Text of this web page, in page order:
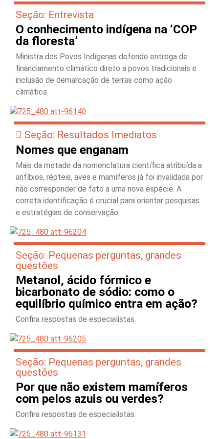
Seção: Entrevista
O conhecimento indígena na ‘COP
da floresta’
Ministra dos Povos Indígenas defende entrega de
financiamento climático direto a povos tradicionais e
inclusão de demarcação de terras como ação
climática
Seção: Resultados Imediatos
Nomes que enganam
Mais da metade da nomenclatura científica atribuída a
anfíbios, répteis, aves e mamíferos já foi invalidada por
não corresponder de fato a uma nova espécie. A
correta identificação é crucial para orientar pesquisas
e estratégias de conservação
Seção: Pequenas perguntas, grandes
questões
Metanol, ácido fórmico e
bicarbonato de sódio: como o
equilíbrio químico entra em ação?
Confira respostas de especialistas.
Seção: Pequenas perguntas, grandes
questões
Por que não existem mamíferos
com pelos azuis ou verdes?
Confira respostas de especialistas.